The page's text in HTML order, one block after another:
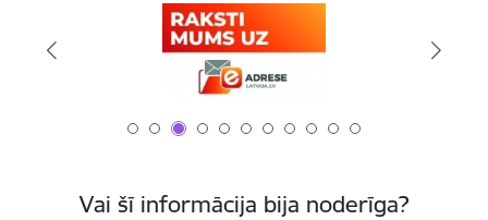
Vai šī informācija bija noderīga?